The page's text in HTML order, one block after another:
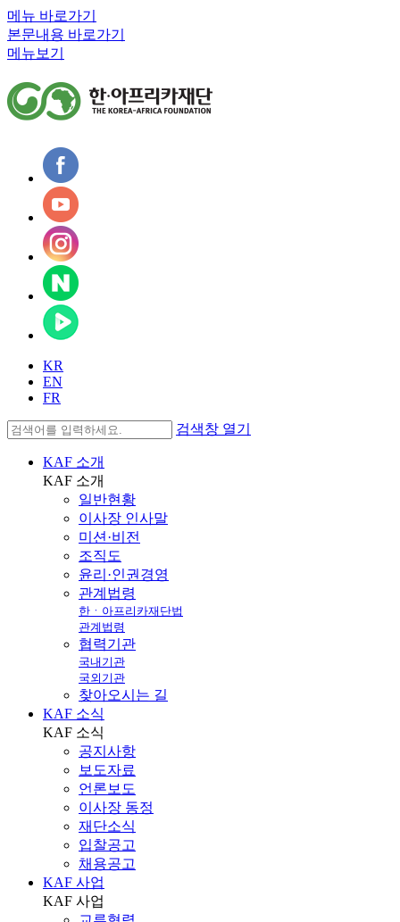
메뉴 바로가기
본문내용 바로가기
메뉴보기
KR
EN
FR
검색창 열기
KAF 소개
KAF 소개
일반현황
이사장 인사말
미션·비전
조직도
윤리·인권경영
관계법령
한ㆍ아프리카재단법
관계법령
협력기관
국내기관
국외기관
찾아오시는 길
KAF 소식
KAF 소식
공지사항
보도자료
언론보도
이사장 동정
재단소식
입찰공고
채용공고
KAF 사업
KAF 사업